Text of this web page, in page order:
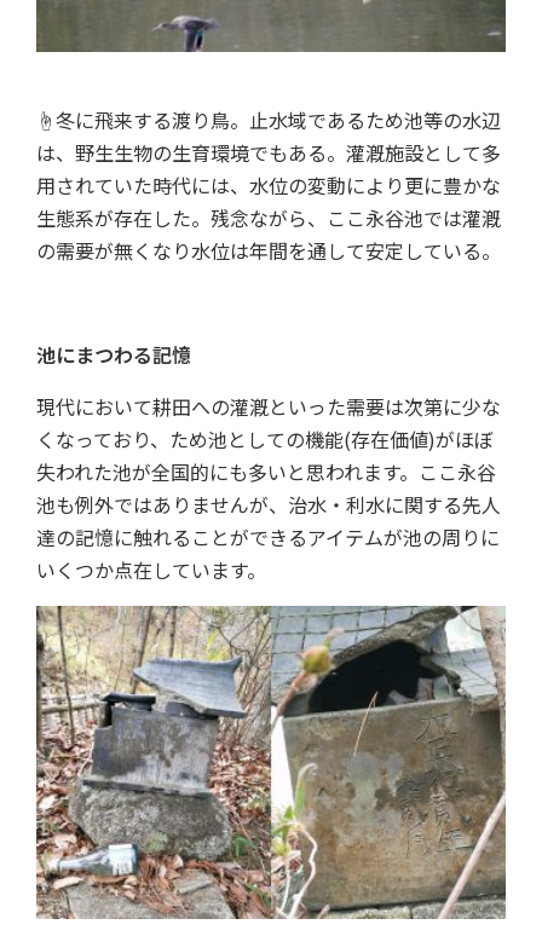
☝冬に飛来する渡り鳥。止水域であるため池等の水辺
は、野生生物の生育環境でもある。灌漑施設として多
用されていた時代には、水位の変動により更に豊かな
生態系が存在した。残念ながら、ここ永谷池では灌漑
の需要が無くなり水位は年間を通して安定している。
池にまつわる記憶
現代において耕田への灌漑といった需要は次第に少な
くなっており、ため池としての機能(存在価値)がほぼ
失われた池が全国的にも多いと思われます。ここ永谷
池も例外ではありませんが、治水・利水に関する先人
達の記憶に触れることができるアイテムが池の周りに
いくつか点在しています。